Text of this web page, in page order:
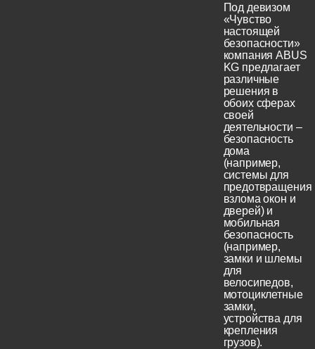
Под девизом
«Чувство
настоящей
безопасности»
компания ABUS
KG предлагает
различные
решения в
обоих сферах
своей
деятельности –
безопасность
дома
(например,
системы для
предотвращения
взлома окон и
дверей) и
мобильная
безопасность
(например,
замки и шлемы
для
велосипедов,
мотоциклетные
замки,
устройства для
крепления
грузов).